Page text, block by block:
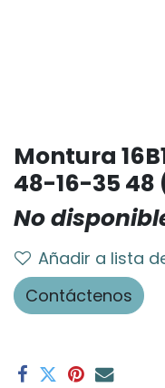
Montura
48-16-35 48
No
Añadir a lista
Contáctenos